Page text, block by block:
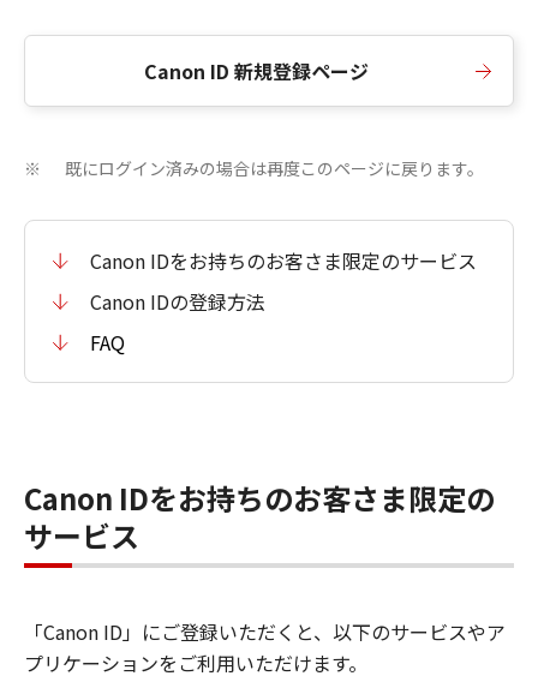
Canon ID 新規登録ページ
※ 既にログイン済みの場合は再度このページに戻ります。
Canon IDをお持ちのお客さま限定のサービス
Canon IDの登録方法
FAQ
Canon IDをお持ちのお客さま限定の
サービス
「Canon ID」にご登録いただくと、以下のサービスやア
プリケーションをご利用いただけます。